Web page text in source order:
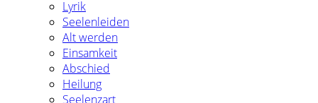
Lyrik
Seelenleiden
Alt werden
Einsamkeit
Abschied
Heilung
Seelenzart